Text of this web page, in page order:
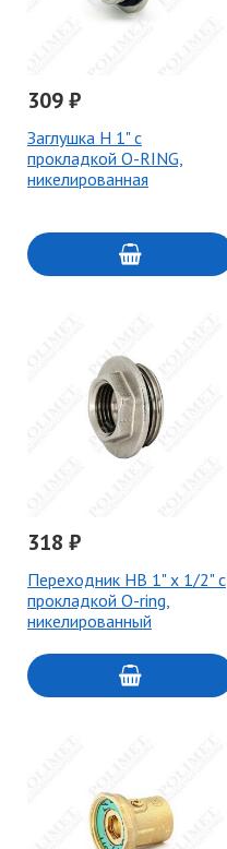
309 ₽
Заглушка Н 1" с
прокладкой O-RING,
никелированная
318 ₽
Переходник НВ 1" х 1/2" с
прокладкой O-ring,
никелированный